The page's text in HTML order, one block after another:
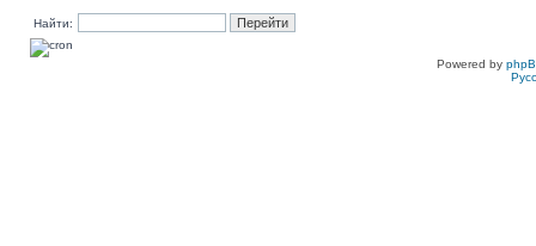
Найти:
Powered by